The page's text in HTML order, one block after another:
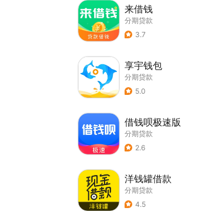
来借钱
分期贷款
3.7
享宇钱包
分期贷款
5.0
借钱呗极速版
分期贷款
2.6
洋钱罐借款
分期贷款
4.5